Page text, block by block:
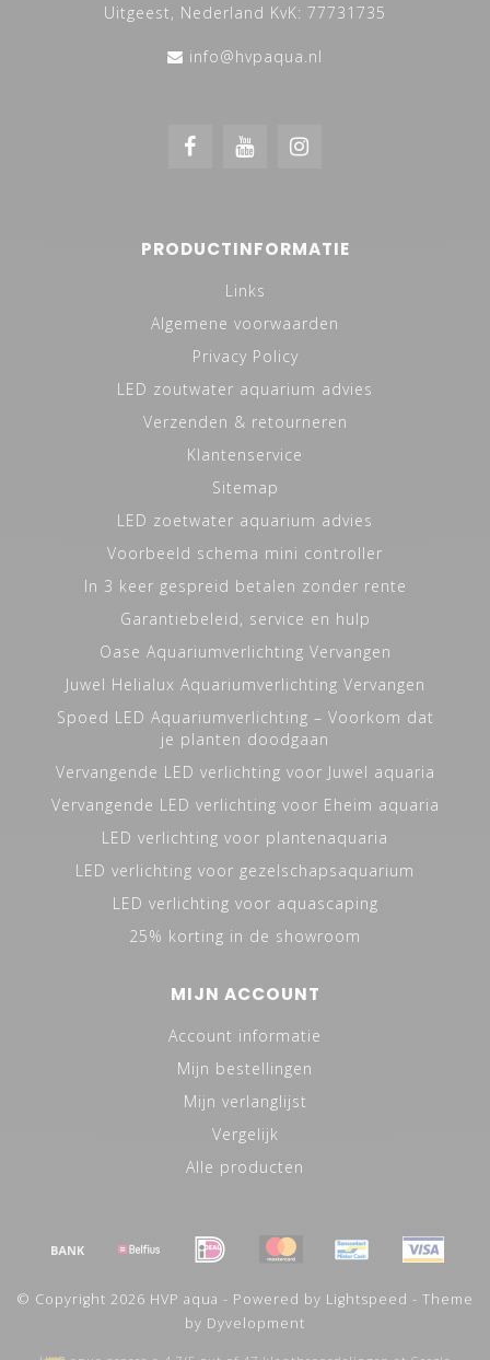
Uitgeest, Nederland KvK: 77731735
info@hvpaqua.nl
PRODUCTINFORMATIE
Links
Algemene voorwaarden
Privacy Policy
LED zoutwater aquarium advies
Verzenden & retourneren
Klantenservice
Sitemap
LED zoetwater aquarium advies
Voorbeeld schema mini controller
In 3 keer gespreid betalen zonder rente
Garantiebeleid, service en hulp
Oase Aquariumverlichting Vervangen
Juwel Helialux Aquariumverlichting Vervangen
Spoed LED Aquariumverlichting – Voorkom dat
je planten doodgaan
Vervangende LED verlichting voor Juwel aquaria
Vervangende LED verlichting voor Eheim aquaria
LED verlichting voor plantenaquaria
LED verlichting voor gezelschapsaquarium
LED verlichting voor aquascaping
25% korting in de showroom
MIJN ACCOUNT
Account informatie
Mijn bestellingen
Mijn verlanglijst
Vergelijk
Alle producten
© Copyright 2026 HVP aqua - Powered by Lightspeed - Theme
by Dyvelopment